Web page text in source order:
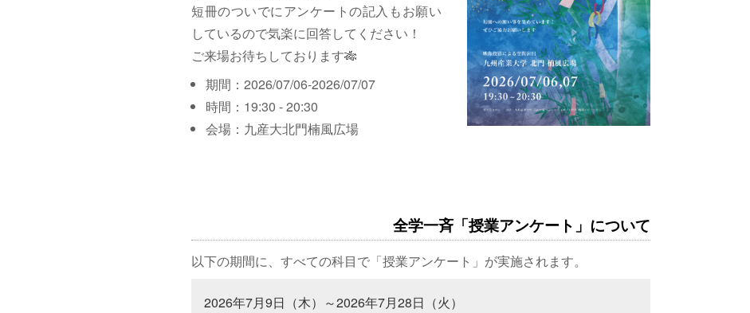
短冊のついでにアンケートの記入もお願い
しているので気楽に回答してください！
ご来場お待ちしております🎋
期間：2026/07/06-2026/07/07
時間：19:30 - 20:30
会場：九産大北門楠風広場
全学一斉「授業アンケート」について
以下の期間に、すべての科目で「授業アンケート」が実施されます。
2026年7月9日（木）～2026年7月28日（火）